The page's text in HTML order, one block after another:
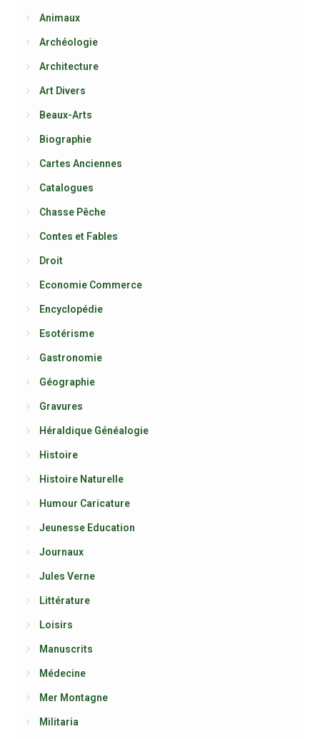
Animaux
Archéologie
Architecture
Art Divers
Beaux-Arts
Biographie
Cartes Anciennes
Catalogues
Chasse Pêche
Contes et Fables
Droit
Economie Commerce
Encyclopédie
Esotérisme
Gastronomie
Géographie
Gravures
Héraldique Généalogie
Histoire
Histoire Naturelle
Humour Caricature
Jeunesse Education
Journaux
Jules Verne
Littérature
Loisirs
Manuscrits
Médecine
Mer Montagne
Militaria